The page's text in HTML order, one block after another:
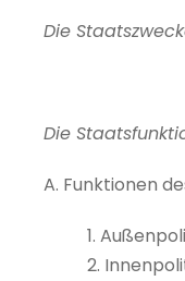
Die
Die
A. Funktionen
1.
2.